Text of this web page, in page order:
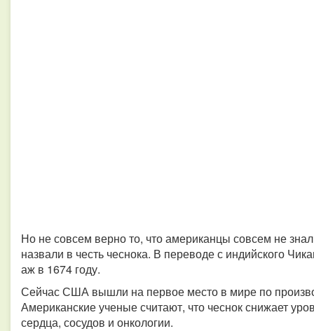
Но не совсем верно то, что американцы совсем не
назвали в честь чеснока. В переводе с индийского
аж в 1674 году.
Сейчас США вышли на первое место в мире по
Американские ученые считают, что чеснок снижает
сердца, сосудов и онкологии.